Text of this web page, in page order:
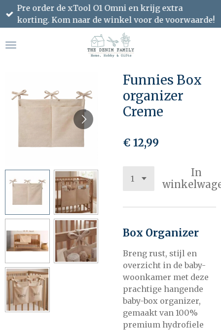
Ga
direct
de
Pre order de xTool O1 Omni en krijg extra
korting. Kom naar de winkel voor de voorwaarde!
Funnies Box
organizer
Creme
€ 12,99
In
Box Organizer
Breng rust, stijl en
overzicht in de baby-
woonkamer met deze
prachtige hangende
baby-box organizer,
gemaakt van 100%
premium hydrofiele